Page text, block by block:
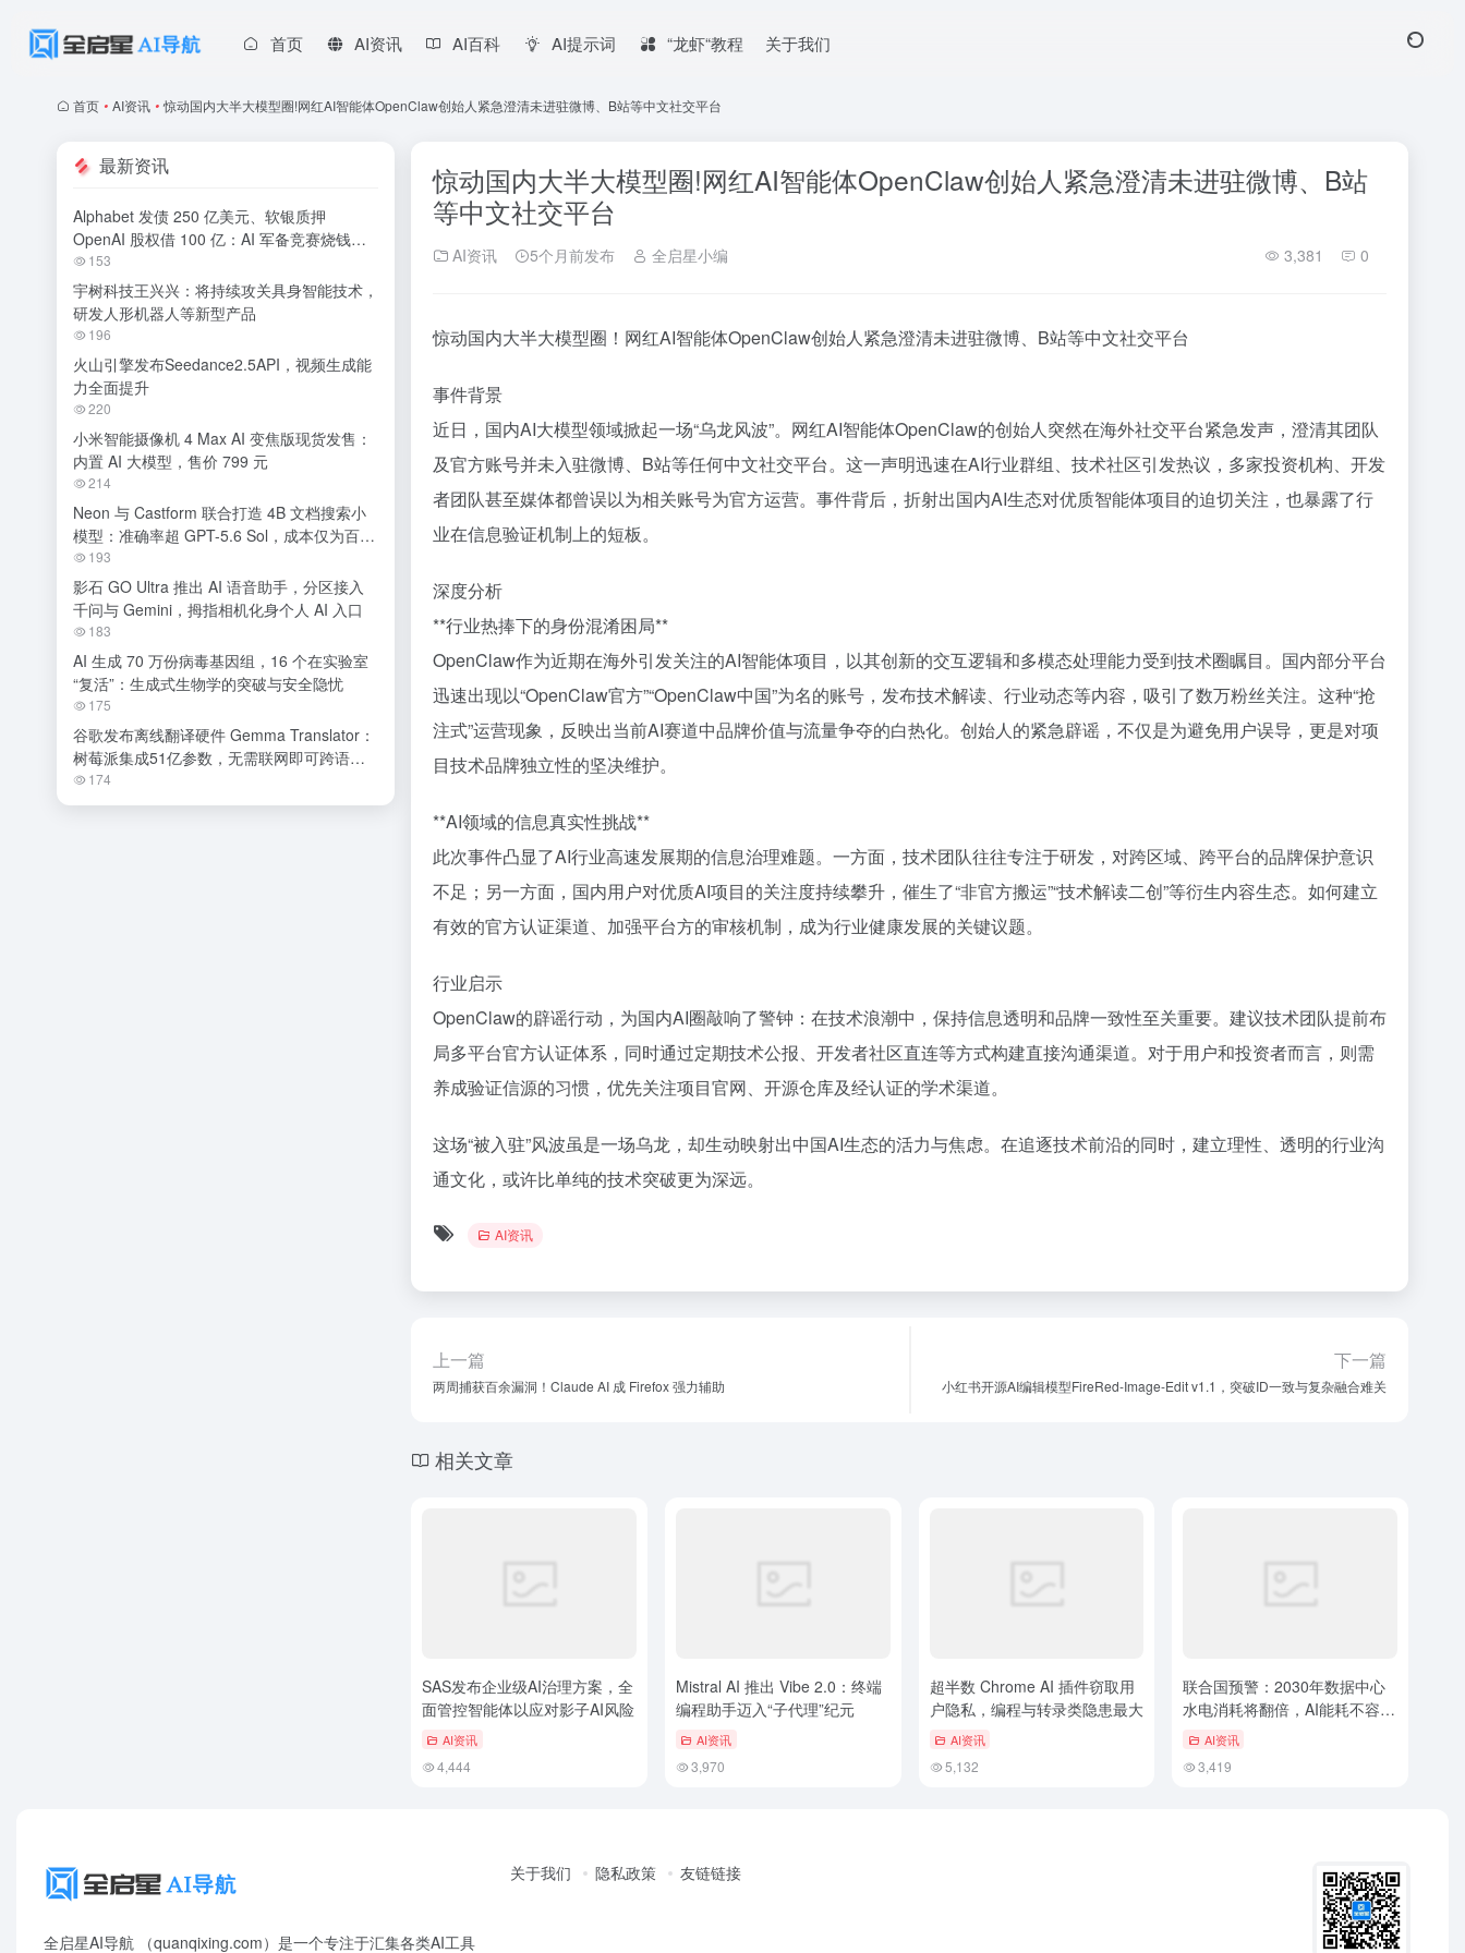
首页 AI资讯 AI百科 AI提示词 “龙虾“教程 关于我们
首页 • AI资讯 • 惊动国内大半大模型圈!网红AI智能体OpenClaw创始人紧急澄清未进驻微博、B站等中文社交平台
惊动国内大半大模型圈!网红AI智能体OpenClaw创始人紧急澄清未进驻微博、B站
等中文社交平台
AI资讯 5个月前发布 全启星小编 3,381 0
惊动国内大半大模型圈！网红AI智能体OpenClaw创始人紧急澄清未进驻微博、B站等中文社交平台
事件背景
近日，国内AI大模型领域掀起一场“乌龙风波”。网红AI智能体OpenClaw的创始人突然在海外社交平台紧急发声，澄清其团队
及官方账号并未入驻微博、B站等任何中文社交平台。这一声明迅速在AI行业群组、技术社区引发热议，多家投资机构、开发
者团队甚至媒体都曾误以为相关账号为官方运营。事件背后，折射出国内AI生态对优质智能体项目的迫切关注，也暴露了行
业在信息验证机制上的短板。
深度分析
**行业热捧下的身份混淆困局**
OpenClaw作为近期在海外引发关注的AI智能体项目，以其创新的交互逻辑和多模态处理能力受到技术圈瞩目。国内部分平台
迅速出现以“OpenClaw官方”“OpenClaw中国”为名的账号，发布技术解读、行业动态等内容，吸引了数万粉丝关注。这种“抢
注式”运营现象，反映出当前AI赛道中品牌价值与流量争夺的白热化。创始人的紧急辟谣，不仅是为避免用户误导，更是对项
目技术品牌独立性的坚决维护。
**AI领域的信息真实性挑战**
此次事件凸显了AI行业高速发展期的信息治理难题。一方面，技术团队往往专注于研发，对跨区域、跨平台的品牌保护意识
不足；另一方面，国内用户对优质AI项目的关注度持续攀升，催生了“非官方搬运”“技术解读二创”等衍生内容生态。如何建立
有效的官方认证渠道、加强平台方的审核机制，成为行业健康发展的关键议题。
行业启示
OpenClaw的辟谣行动，为国内AI圈敲响了警钟：在技术浪潮中，保持信息透明和品牌一致性至关重要。建议技术团队提前布
局多平台官方认证体系，同时通过定期技术公报、开发者社区直连等方式构建直接沟通渠道。对于用户和投资者而言，则需
养成验证信源的习惯，优先关注项目官网、开源仓库及经认证的学术渠道。
这场“被入驻”风波虽是一场乌龙，却生动映射出中国AI生态的活力与焦虑。在追逐技术前沿的同时，建立理性、透明的行业沟
通文化，或许比单纯的技术突破更为深远。
AI资讯
上一篇
两周捕获百余漏洞！Claude AI 成 Firefox 强力辅助
下一篇
小红书开源AI编辑模型FireRed-Image-Edit v1.1，突破ID一致与复杂融合难关
相关文章
SAS发布企业级AI治理方案，全
面管控智能体以应对影子AI风险
AI资讯
4,444
Mistral AI 推出 Vibe 2.0：终端
编程助手迈入“子代理”纪元
AI资讯
3,970
超半数 Chrome AI 插件窃取用
户隐私，编程与转录类隐患最大
AI资讯
5,132
联合国预警：2030年数据中心
水电消耗将翻倍，AI能耗不容忽
视 AI资讯
3,419
最新资讯
Alphabet 发债 250 亿美元、软银质押
OpenAI 股权借 100 亿：AI 军备竞赛烧钱无
休止
153
宇树科技王兴兴：将持续攻关具身智能技术，
研发人形机器人等新型产品
196
火山引擎发布Seedance2.5API，视频生成能
力全面提升
220
小米智能摄像机 4 Max AI 变焦版现货发售：
内置 AI 大模型，售价 799 元
214
Neon 与 Castform 联合打造 4B 文档搜索小
模型：准确率超 GPT-5.6 Sol，成本仅为百分
之一
193
影石 GO Ultra 推出 AI 语音助手，分区接入
千问与 Gemini，拇指相机化身个人 AI 入口
183
AI 生成 70 万份病毒基因组，16 个在实验室
“复活”：生成式生物学的突破与安全隐忧
175
谷歌发布离线翻译硬件 Gemma Translator：
树莓派集成51亿参数，无需联网即可跨语种
交流
174
全启星AI导航 （quanqixing.com）是一个专注于汇集各类AI工具
关于我们 隐私政策 友链链接